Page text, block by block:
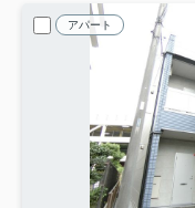
アパート